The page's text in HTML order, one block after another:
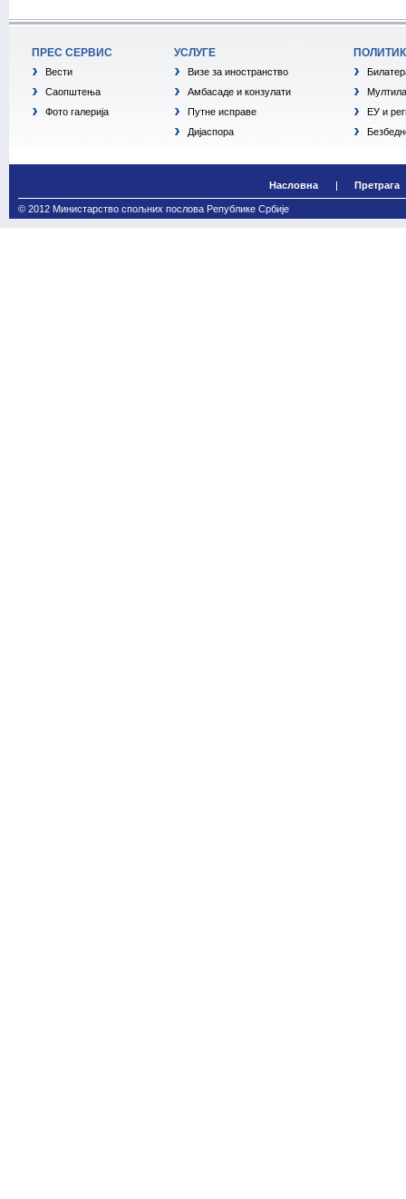
ПРЕС СЕРВИС
Вести
Саопштења
Фото галерија
УСЛУГЕ
Визе за иностранство
Амбасаде и конзулати
Путне исправе
Дијаспора
ЕУ и
Насловна Претрага
© 2012 Министарство спољних послова Републике Србије